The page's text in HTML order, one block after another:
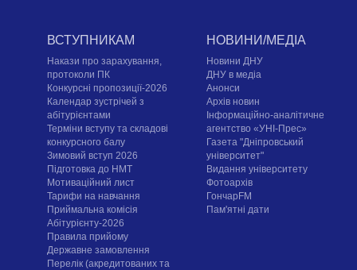
ВСТУПНИКАМ
Накази про зарахування,
протоколи ПК
Конкурсні пропозиції-2026
Календар зустрічей з
абітурієнтами
Терміни вступу та складові
конкурсного балу
Зимовий вступ 2026
Підготовка до НМТ
Мотиваційний лист
Тарифи на навчання
Приймальна комісія
Абітурієнту-2026
Правила прийому
Державне замовлення
Перелік (акредитованих та
НОВИНИ/МЕДІА
Новини ДНУ
ДНУ в медіа
Анонси
Архів новин
Інформаційно-аналітичне
агентство «УНІ-Прес»
Газета "Дніпровський
університет"
Видання університету
Фотоархів
ГончарFM
Пам'ятні дати